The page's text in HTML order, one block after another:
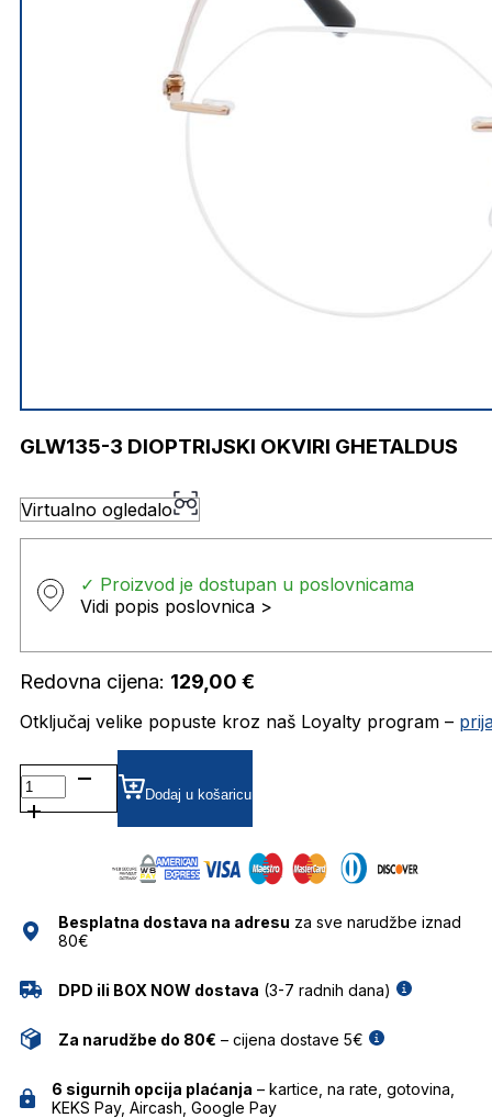
GLW135-3 DIOPTRIJSKI OKVIRI GHETALDUS
Virtualno ogledalo
✓ Proizvod je dostupan u poslovnicama
Vidi popis poslovnica >
Redovna cijena: 129,00 €
Otključaj velike popuste kroz naš Loyalty program –
GLW135-
3 DIOPTRIJSKI
OKVIRI
Dodaj u košaricu
Besplatna dostava na adresu za sve narudžbe iznad
80€
DPD ili BOX NOW dostava (3-7 radnih dana)
Za narudžbe do 80€ – cijena dostave 5€
6 sigurnih opcija plaćanja – kartice, na rate, gotovina,
KEKS Pay, Aircash, Google Pay